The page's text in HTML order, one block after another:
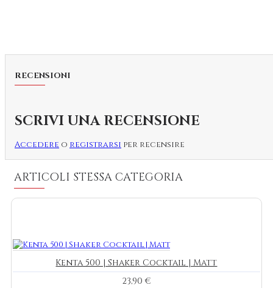
RECENSIONI
SCRIVI UNA RECENSIONE
Accedere o registrarsi per recensire
ARTICOLI STESSA CATEGORIA
Kenta 500 | Shaker Cocktail | Matt
23,90 €